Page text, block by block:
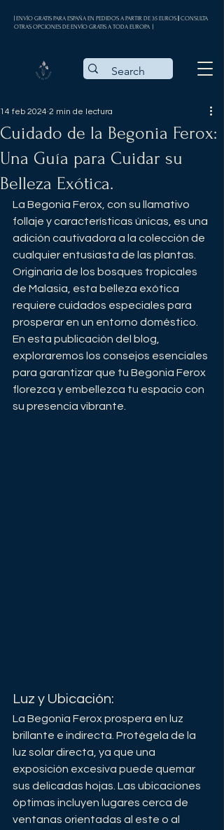
| ENVÍO GRATIS PARA ESPAÑA EN PEDIDOS A PARTIR DE 35 EUROS || CONSULTA
OTRAS OPCIONES DE ENVÍO GRATIS A TODA EUROPA |
Cuidado de la Begonia Ferox:
Una Guía para Cuidar su
Belleza Exótica.
14 feb 2024 2 min de lectura
La Begonia Ferox, con su llamativo
follaje y características únicas, es una
adición cautivadora a la colección de
cualquier entusiasta de las plantas.
Originaria de los bosques tropicales
de Malasia, esta belleza exótica
requiere cuidados especiales para
prosperar en un entorno doméstico.
En esta publicación del blog,
exploraremos los consejos esenciales
para garantizar que tu Begonia Ferox
florezca y embellezca tu espacio con
su presencia vibrante.
Luz y Ubicación:
La Begonia Ferox prospera en luz
brillante e indirecta. Protégela de la
luz solar directa, ya que una
exposición excesiva puede quemar
sus delicadas hojas. Las ubicaciones
óptimas incluyen lugares cerca de
ventanas orientadas al este o al